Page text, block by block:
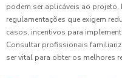
podem ser aplicáveis ao
regulamentações que exigem
casos, incentivos para
Consultar profissionais
ser vital para obter os melhores